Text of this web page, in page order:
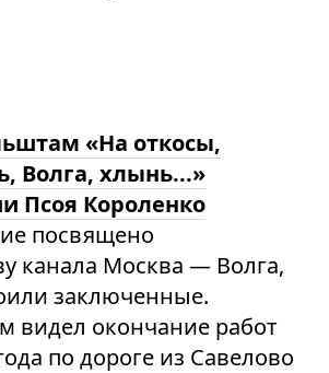
«На откосы,
Волга, хлынь...»
Псоя Короленко
посвящено
канала Москва — Волга,
заключенные.
видел окончание работ
по дороге из Савелово